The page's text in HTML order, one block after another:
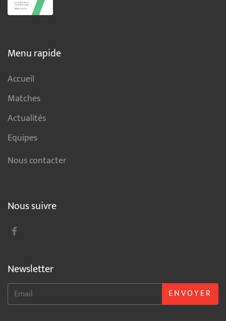
Menu rapide
Accueil
Matches
Actualités
Equipes
Nous contacter
Nous suivre
Newsletter
ENVOYER